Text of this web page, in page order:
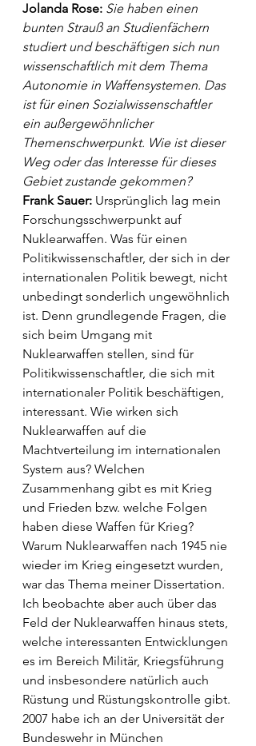
Jolanda Rose: Sie haben einen
bunten Strauß an Studienfächern
studiert und beschäftigen sich nun
wissenschaftlich mit dem Thema
Autonomie in Waffensystemen. Das
ist für einen Sozialwissenschaftler
ein außergewöhnlicher
Themenschwerpunkt. Wie ist dieser
Weg oder das Interesse für dieses
Gebiet zustande gekommen?
Frank Sauer: Ursprünglich lag mein
Forschungsschwerpunkt auf
Nuklearwaffen. Was für einen
Politikwissenschaftler, der sich in der
internationalen Politik bewegt, nicht
unbedingt sonderlich ungewöhnlich
ist. Denn grundlegende Fragen, die
sich beim Umgang mit
Nuklearwaffen stellen, sind für
Politikwissenschaftler, die sich mit
internationaler Politik beschäftigen,
interessant. Wie wirken sich
Nuklearwaffen auf die
Machtverteilung im internationalen
System aus? Welchen
Zusammenhang gibt es mit Krieg
und Frieden bzw. welche Folgen
haben diese Waffen für Krieg?
Warum Nuklearwaffen nach 1945 nie
wieder im Krieg eingesetzt wurden,
war das Thema meiner Dissertation.
Ich beobachte aber auch über das
Feld der Nuklearwaffen hinaus stets,
welche interessanten Entwicklungen
es im Bereich Militär, Kriegsführung
und insbesondere natürlich auch
Rüstung und Rüstungskontrolle gibt.
2007 habe ich an der Universität der
Bundeswehr in München